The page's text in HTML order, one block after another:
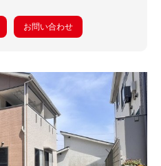
2K～2LDK+S
4K～4LDK+S
6K以上
お問い合わせ